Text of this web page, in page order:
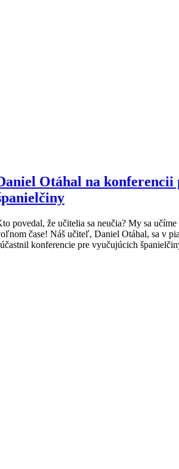
Otáhal na
povedal, že učitelia sa neučia? My sa
čase! Náš učiteľ, Daniel Otáhal, sa v
konferencie pre vyučujúcich